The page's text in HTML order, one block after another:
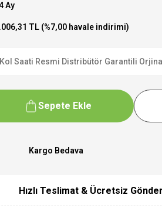
Ay
TL (%7,00 havale indirimi)
Kol Saati Resmi Distribütör Garantili
Sepete Ekle
Kargo Bedava
Hızlı Teslimat & Ücretsiz